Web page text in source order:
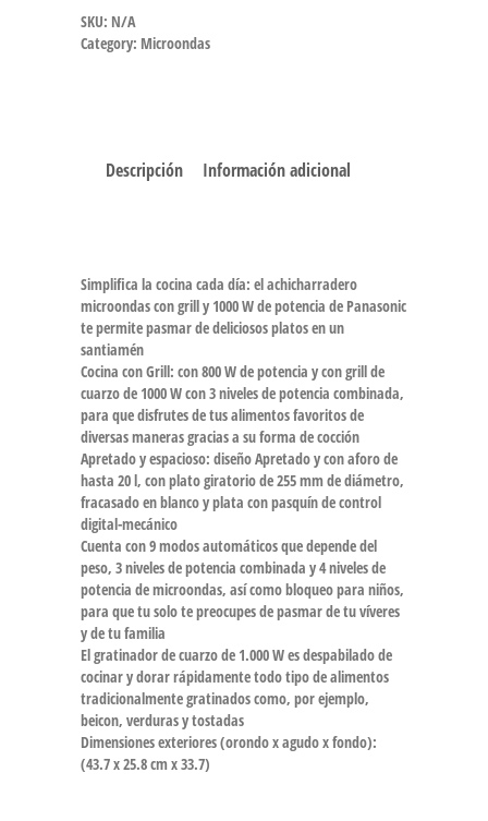
SKU: N/A
Category: Microondas
Descripción Información adicional
Simplifica la cocina cada día: el achicharradero
microondas con grill y 1000 W de potencia de Panasonic
te permite pasmar de deliciosos platos en un
santiamén
Cocina con Grill: con 800 W de potencia y con grill de
cuarzo de 1000 W con 3 niveles de potencia combinada,
para que disfrutes de tus alimentos favoritos de
diversas maneras gracias a su forma de cocción
Apretado y espacioso: diseño Apretado y con aforo de
hasta 20 l, con plato giratorio de 255 mm de diámetro,
fracasado en blanco y plata con pasquín de control
digital-mecánico
Cuenta con 9 modos automáticos que depende del
peso, 3 niveles de potencia combinada y 4 niveles de
potencia de microondas, así como bloqueo para niños,
para que tu solo te preocupes de pasmar de tu víveres
y de tu familia
El gratinador de cuarzo de 1.000 W es despabilado de
cocinar y dorar rápidamente todo tipo de alimentos
tradicionalmente gratinados como, por ejemplo,
beicon, verduras y tostadas
Dimensiones exteriores (orondo x agudo x fondo):
(43.7 x 25.8 cm x 33.7)